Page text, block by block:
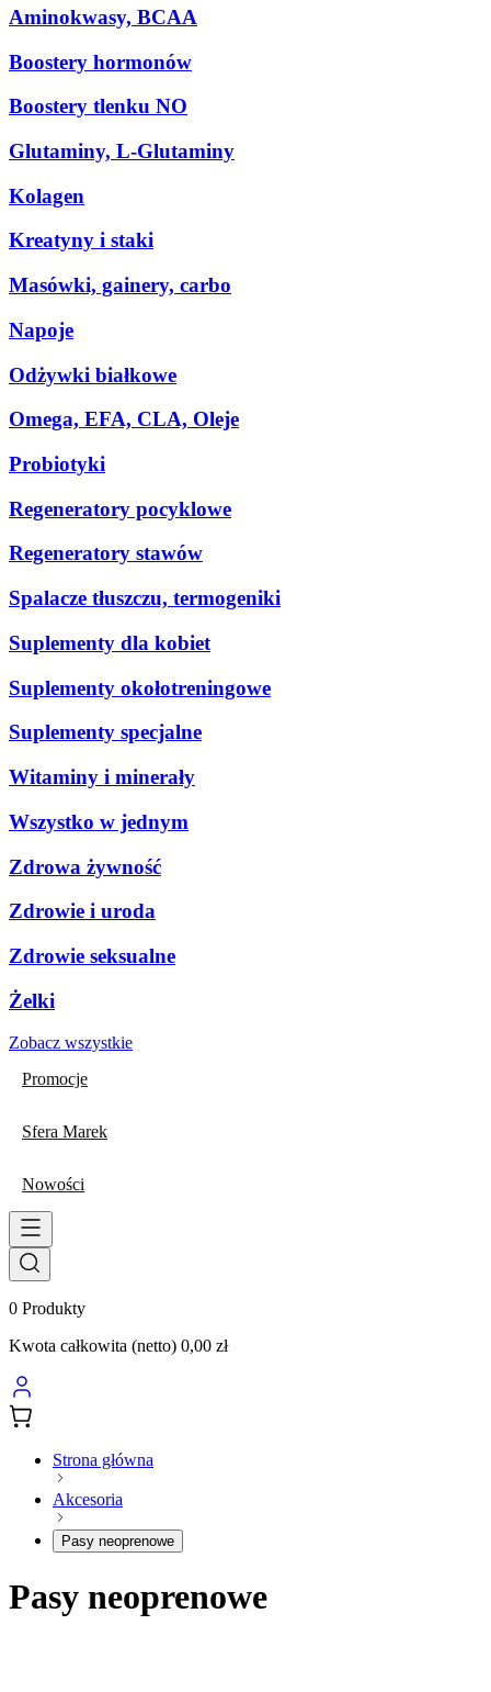
Aminokwasy, BCAA
Boostery hormonów
Boostery tlenku NO
Glutaminy, L-Glutaminy
Kolagen
Kreatyny i staki
Masówki, gainery, carbo
Napoje
Odżywki białkowe
Omega, EFA, CLA, Oleje
Probiotyki
Regeneratory pocyklowe
Regeneratory stawów
Spalacze tłuszczu, termogeniki
Suplementy dla kobiet
Suplementy okołotreningowe
Suplementy specjalne
Witaminy i minerały
Wszystko w jednym
Zdrowa żywność
Zdrowie i uroda
Zdrowie seksualne
Żelki
Zobacz wszystkie
Promocje
Sfera Marek
Nowości
0 Produkty
Kwota całkowita (netto) 0,00 zł
Strona główna
Akcesoria
Pasy neoprenowe
Pasy neoprenowe